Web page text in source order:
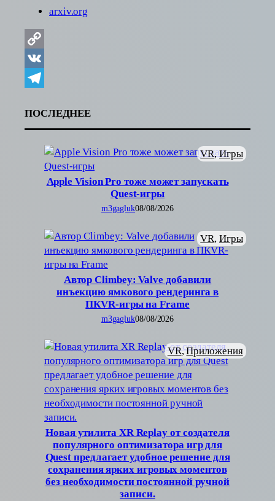
arxiv.org
Copy
Link
VK
ПОСЛЕДНЕЕ
Apple Vision Pro тоже может запускать
Quest-игры
VR, Игры
m3gagluk08/08/2026
Автор Climbey: Valve добавили
инъекцию ямкового рендеринга в
ПКVR-игры на Frame
VR, Игры
m3gagluk08/08/2026
Новая утилита XR Replay от создателя
популярного оптимизатора игр для
Quest предлагает удобное решение для
сохранения ярких игровых моментов
без необходимости постоянной ручной
записи.
VR, Приложения